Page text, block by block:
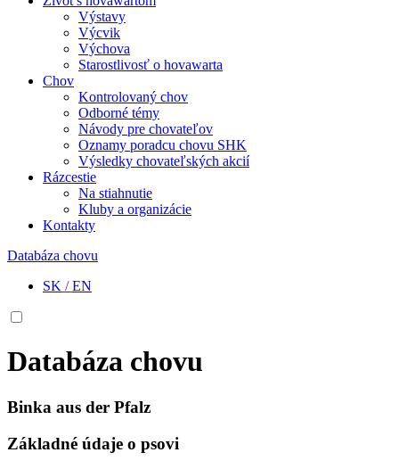
Výstavy
Výcvik
Výchova
Starostlivosť o hovawarta
Chov
Kontrolovaný chov
Odborné témy
Návody pre chovateľov
Oznamy poradcu chovu SHK
Výsledky chovateľských akcií
Rázcestie
Na stiahnutie
Kluby a organizácie
Kontakty
Databáza chovu
SK /EN
Databáza chovu
Binka aus der Pfalz
Základné údaje o psovi